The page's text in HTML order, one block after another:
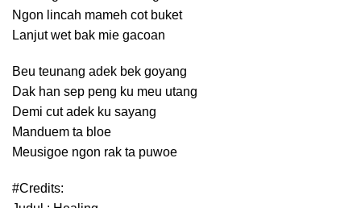
Ngon lincah mameh cot buket
Lanjut wet bak mie gacoan
Beu teunang adek bek goyang
Dak han sep peng ku meu utang
Demi cut adek ku sayang
Manduem ta bloe
Meusigoe ngon rak ta puwoe
#Credits: